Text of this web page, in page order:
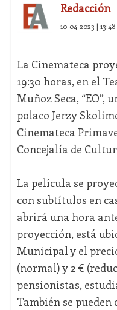
Redacción
10-04-2023 | 13:48
La Cinemateca
19:30 horas, en el
Muñoz Seca, “EO”,
polaco Jerzy
Cinemateca
Concejalía de
La película se
con subtítulos en
abrirá una hora
proyección, está
Municipal y el
(normal) y 2 €
pensionistas,
También se